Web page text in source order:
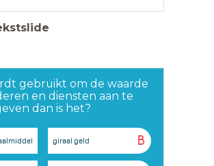
gebruikt om de waarde
en diensten aan te
dan is het?
B
giraal geld